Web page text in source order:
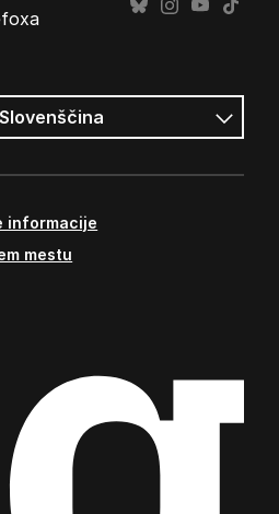
informacije
mestu